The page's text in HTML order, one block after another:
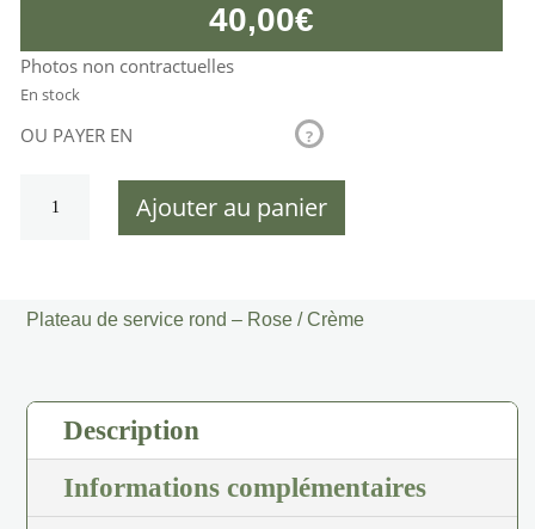
40,00€
Photos non contractuelles
En stock
OU PAYER EN ?
rond
Crème
Ajouter au panier
Plateau de service rond – Rose / Crème
Description
Informations complémentaires